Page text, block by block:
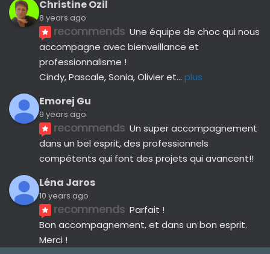
Christine Ozil
8 years ago
recommends Une équipe de choc qui nous
accompagne avec bienveillance et
professionnalisme !
Cindy, Pascale, Sonia, Olivier et... plus
Emorej Gu
9 years ago
recommends Un super accompagnement
dans un bel esprit, des professionnels
compétents qui font des projets qui avancent!!
Léna Jaros
10 years ago
recommends Parfait !
Bon accompagnement, et dans un bon esprit.
Merci !